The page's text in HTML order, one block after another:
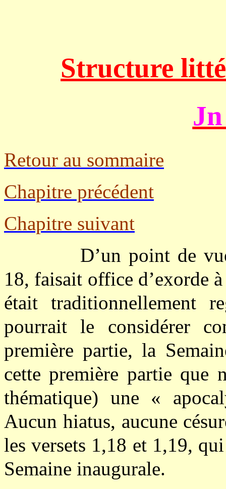
Structure
Retour au sommaire
Chapitre précédent
Chapitre suivant
D’un point de
18, faisait office d’exorde
était traditionnellement
pourrait le considérer
première partie, la
cette première partie que
thématique) une «
Aucun hiatus, aucune
les versets 1,18 et 1,19,
Semaine inaugurale.